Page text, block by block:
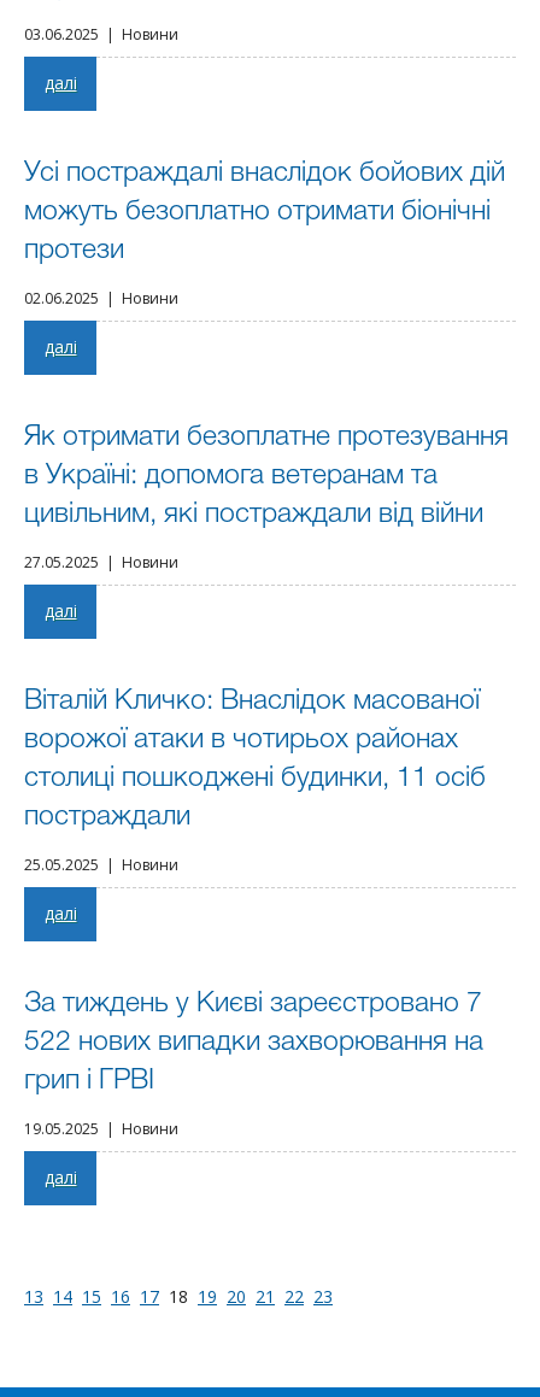
03.06.2025 | Новини
далі
Усі постраждалі внаслідок бойових дій
можуть безоплатно отримати біонічні
протези
02.06.2025 | Новини
далі
Як отримати безоплатне протезування
в Україні: допомога ветеранам та
цивільним, які постраждали від війни
27.05.2025 | Новини
далі
Віталій Кличко: Внаслідок масованої
ворожої атаки в чотирьох районах
столиці пошкоджені будинки, 11 осіб
постраждали
25.05.2025 | Новини
далі
За тиждень у Києві зареєстровано 7
522 нових випадки захворювання на
грип і ГРВІ
19.05.2025 | Новини
далі
13 14 15 16 17 18 19 20 21 22 23